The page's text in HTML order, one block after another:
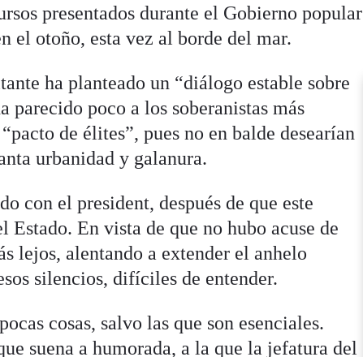
presentados durante el Gobierno popular
el otoño, esta vez al borde del mar.
ha planteado un “diálogo estable sobre
parecido poco a los soberanistas más
de élites”, pues no en balde desearían
urbanidad y galanura.
con el president, después de que este
En vista de que no hubo acuse de
lejos, alentando a extender el anhelo
silencios, difíciles de entender.
cosas, salvo las que son esenciales.
suena a humorada, a la que la jefatura del